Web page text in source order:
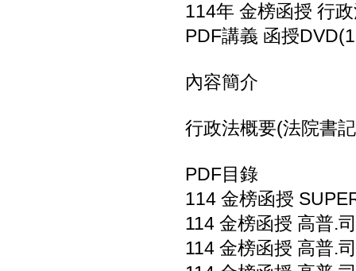
114年 金榜函授 行
PDF講義 函授
內容簡介
行政法概要(法院書
PDF目錄
114 金榜函授
114 金榜函授 高普.
114 金榜函授 高普.